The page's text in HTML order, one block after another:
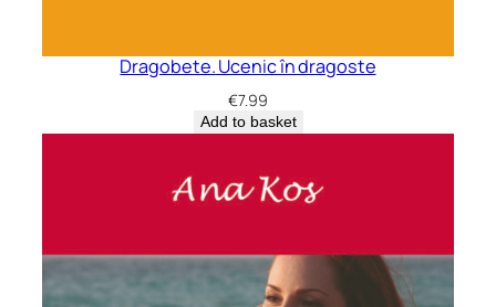
Dragobete. Ucenic în dragoste
€7.99
Add to basket